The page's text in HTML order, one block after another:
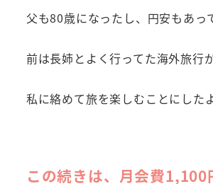
父も80歳になったし、円安もあって
前は長姉とよく行ってた海外旅行
私に絡めて旅を楽しむことにした
この続きは、月会費1,100